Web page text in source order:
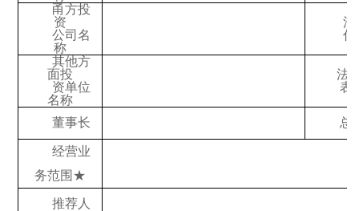
甬方投
资
公司名
称
法
代
其他方
面投
资单位
名称
法
表
董事长 总
经营业
务范围 ★
推荐人